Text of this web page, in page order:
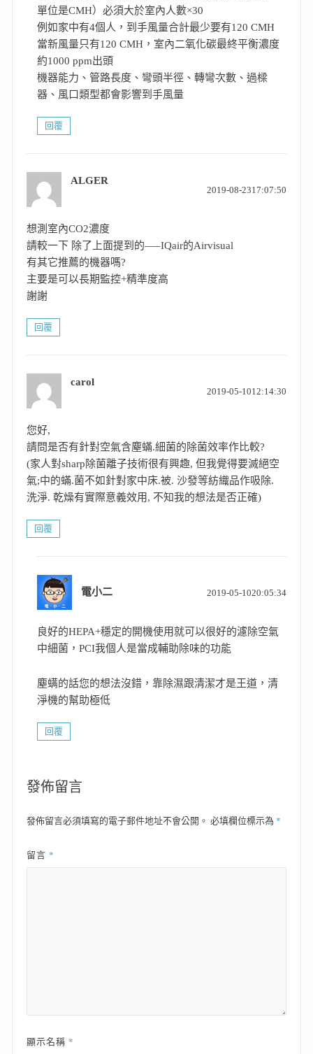
單位是CMH）必須大於室內人數×30
例如家中有4個人，到手風量合計最少要有120 CMH
當新風量只有120 CMH，室內二氧化碳最終平衡濃度
約1000 ppm出頭
機器能力、管路長度、彎頭半徑、轉彎次數、過樑
器、風口類型都會影響到手風量
回覆
ALGER
2019-08-2317:07:50
想測室內CO2濃度
請較一下 除了上面提到的—–IQair的Airvisual
有其它推薦的機器嗎?
主要是可以長期監控+精準度高
謝謝
回覆
carol
2019-05-1012:14:30
您好,
請問是否有針對空氣含塵蟎.細菌的除菌效率作比較?
(家人對sharp除菌離子技術很有興趣, 但我覺得要滅絕空
氣;中的蟎.菌不如針對家中床.被. 沙發等紡織品作吸除.
洗淨. 乾燥有實際意義效用, 不知我的想法是否正確)
回覆
電小二 2019-05-1020:05:34
良好的HEPA+穩定的開機使用就可以很好的濾除空氣
中細菌，PCI我個人是當成輔助除味的功能
塵螨的話您的想法沒錯，靠除濕跟清潔才是王道，清
淨機的幫助極低
回覆
發佈留言
發佈留言必須填寫的電子郵件地址不會公開。 必填欄位標示為 *
留言 *
顯示名稱 *